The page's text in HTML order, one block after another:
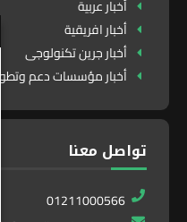
أخبار عربية
أخبار افريقية
أخبار جرين تكنولوجى
أخبار مؤسسات دعم وتطوير
تواصل معنا
01211000566